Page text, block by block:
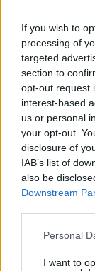
If you wish to
processing of
targeted
section to
opt-out request
interest-based
us or personal
your opt-out.
disclosure of
IAB’s list of
also be
Downstream
Please note
not limited to
Personal
I want to
ΡΟΗ
Ειδήσεις
Στο
γέφυρα της
Λίσι μετά
σοβαρότητα
πριν 15 λεπτά
Βλάβη,
πολλοί αγνοούν
πριν 22 λεπτά
σύζυγό του
πριν 28 λεπτά